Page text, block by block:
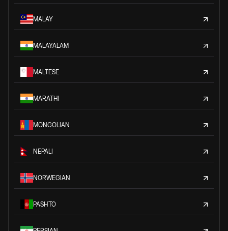
MALAY
MALAYALAM
MALTESE
MARATHI
MONGOLIAN
NEPALI
NORWEGIAN
PASHTO